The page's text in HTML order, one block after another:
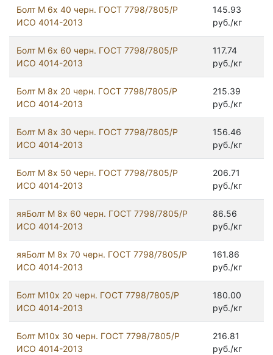
Болт М 6х 40 черн. ГОСТ 7798/7805/Р
ИСО 4014-2013
145.93
руб./кг
Болт М 6х 60 черн. ГОСТ 7798/7805/Р
ИСО 4014-2013
117.74
руб./кг
Болт М 8х 20 черн. ГОСТ 7798/7805/Р
ИСО 4014-2013
215.39
руб./кг
Болт М 8х 30 черн. ГОСТ 7798/7805/Р
ИСО 4014-2013
156.46
руб./кг
Болт М 8х 50 черн. ГОСТ 7798/7805/Р
ИСО 4014-2013
206.71
руб./кг
яяБолт М 8х 60 черн. ГОСТ 7798/7805/Р
ИСО 4014-2013
86.56
руб./кг
яяБолт М 8х 70 черн. ГОСТ 7798/7805/Р
ИСО 4014-2013
161.86
руб./кг
Болт М10х 20 черн. ГОСТ 7798/7805/Р
ИСО 4014-2013
180.00
руб./кг
Болт М10х 30 черн. ГОСТ 7798/7805/Р
ИСО 4014-2013
216.81
руб./кг